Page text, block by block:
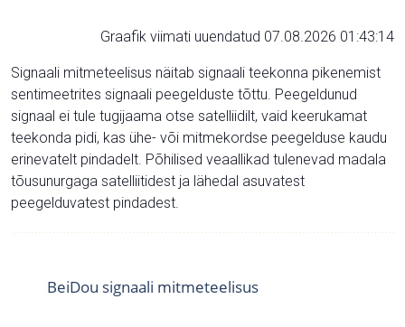
Graafik viimati uuendatud 07.08.2026 01:43:14
Signaali mitmeteelisus näitab signaali teekonna pikenemist
sentimeetrites signaali peegelduste tõttu. Peegeldunud
signaal ei tule tugijaama otse satelliidilt, vaid keerukamat
teekonda pidi, kas ühe- või mitmekordse peegelduse kaudu
erinevatelt pindadelt. Põhilised veaallikad tulenevad madala
tõusunurgaga satelliitidest ja lähedal asuvatest
peegelduvatest pindadest.
BeiDou signaali mitmeteelisus